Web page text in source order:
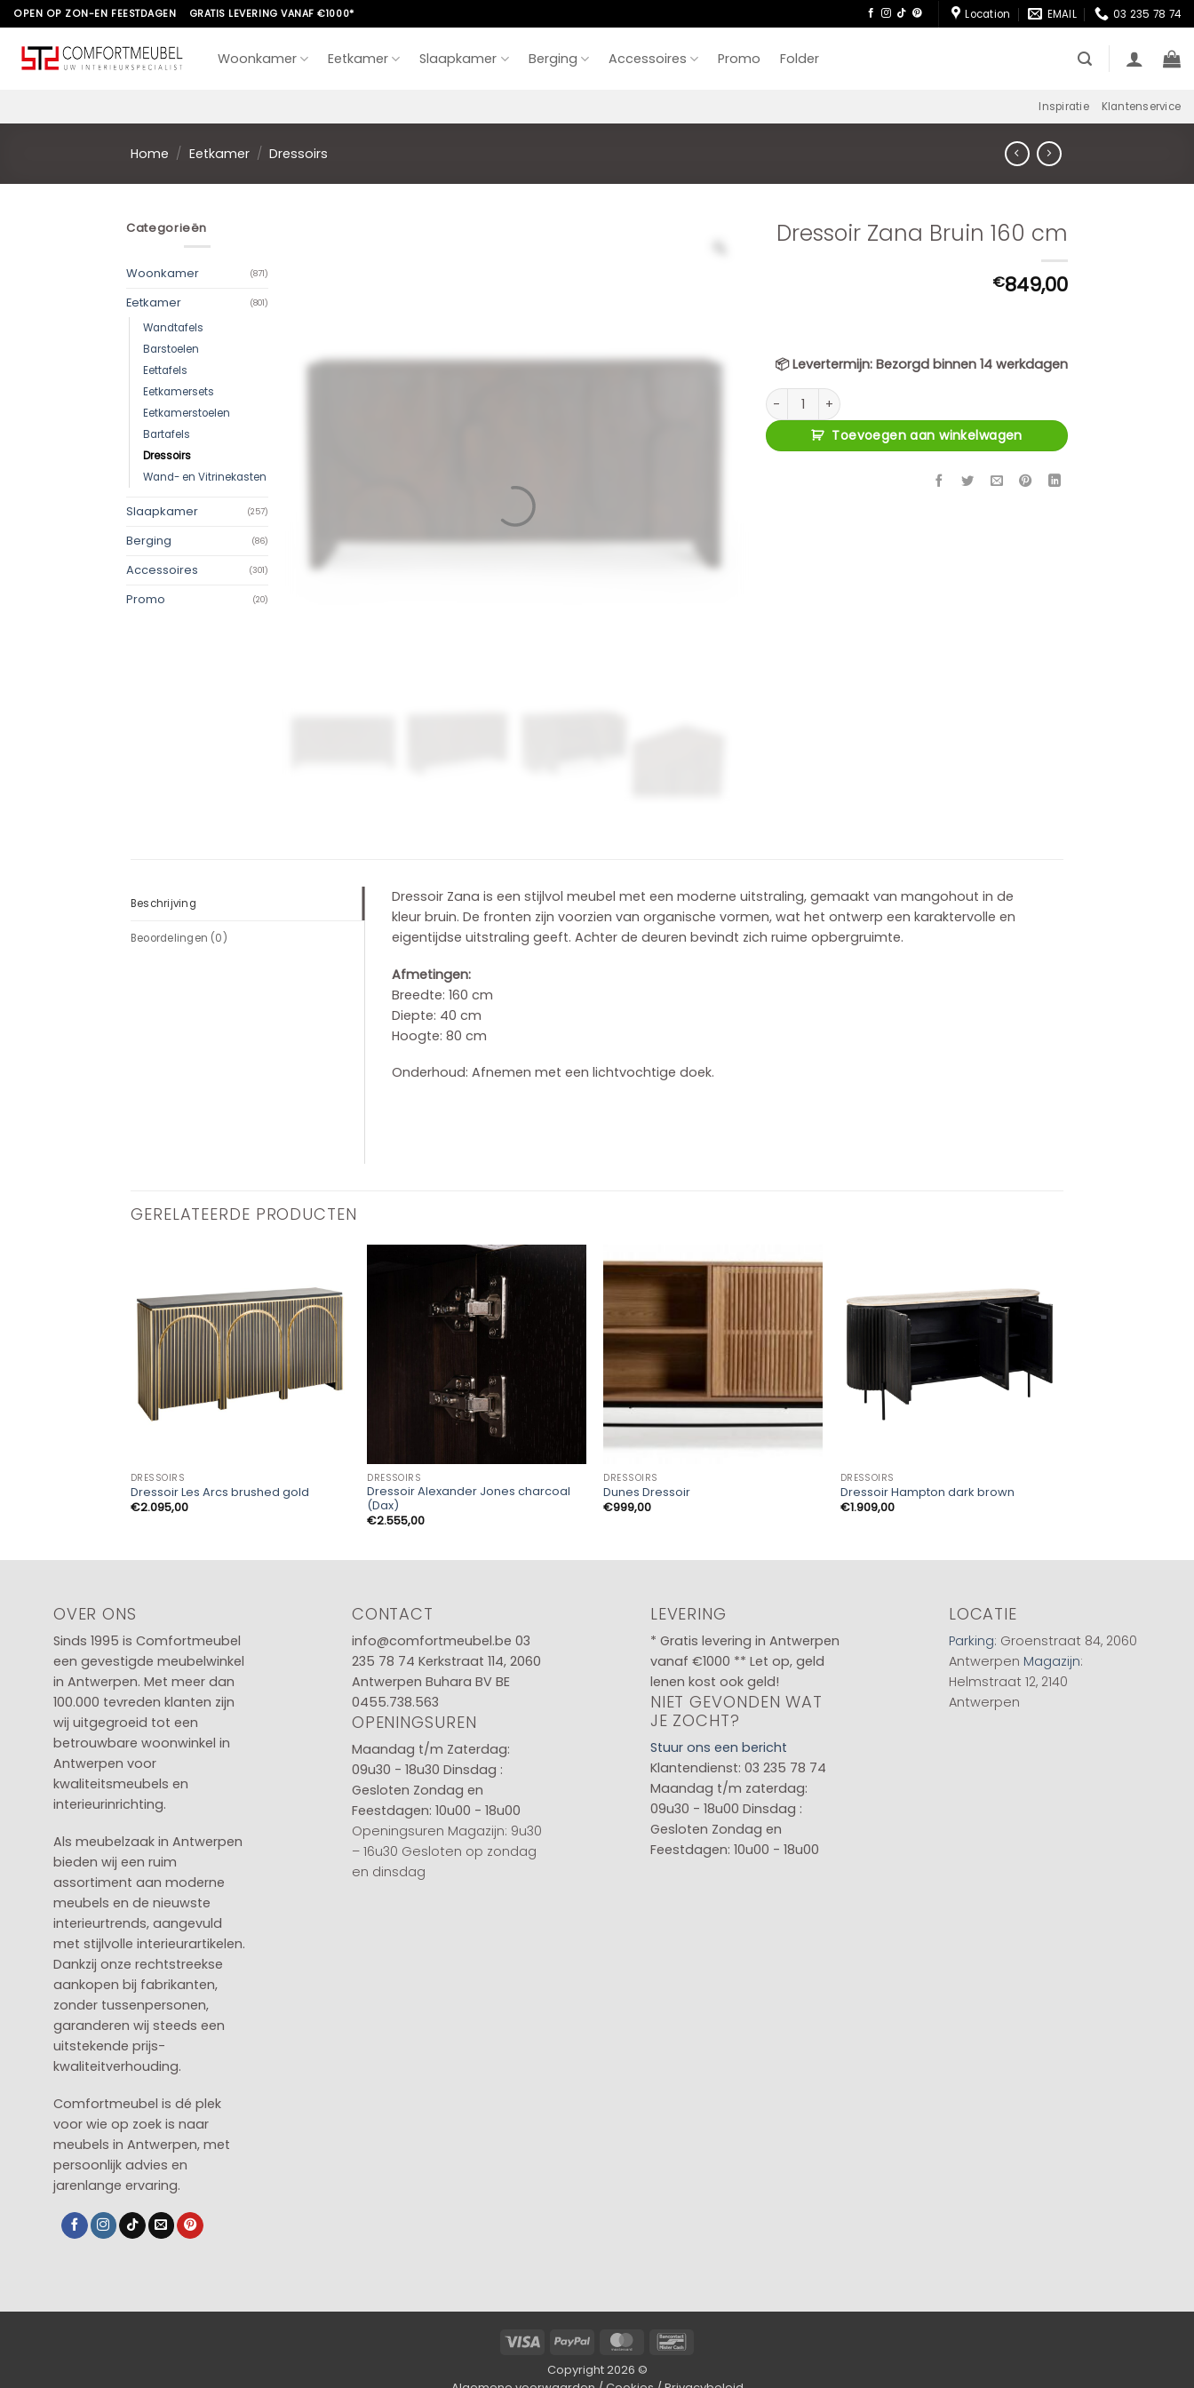
Skip
to
content
OPEN OP ZON-EN FEESTDAGEN GRATIS LEVERING VANAF €1000* Location EMAIL 03 235 78 74
Woonkamer Eetkamer Slaapkamer Berging Accessoires Promo Folder
Inspiratie Klantenservice
Home / Eetkamer / Dressoirs
Categorieën
Woonkamer (871)
Eetkamer (801)
Wandtafels
Barstoelen
Eettafels
Eetkamersets
Eetkamerstoelen
Bartafels
Dressoirs
Wand- en Vitrinekasten
Slaapkamer (257)
Berging (86)
Accessoires (301)
Promo (20)
Dressoir Zana Bruin 160 cm
€849,00
📦Levertermijn: Bezorgd binnen 14 werkdagen
Dressoir Zana Bruin 160 cm aantal
Toevoegen aan winkelwagen
Beschrijving
Beoordelingen (0)
Dressoir Zana is een stijlvol meubel met een moderne uitstraling, gemaakt van mangohout in de
kleur bruin. De fronten zijn voorzien van organische vormen, wat het ontwerp een karaktervolle en
eigentijdse uitstraling geeft. Achter de deuren bevindt zich ruime opbergruimte.
Afmetingen:
Breedte: 160 cm
Diepte: 40 cm
Hoogte: 80 cm
Onderhoud: Afnemen met een lichtvochtige doek.
GERELATEERDE PRODUCTEN
DRESSOIRS
Dressoir Les Arcs brushed gold
€2.095,00
DRESSOIRS
Dressoir Alexander Jones charcoal
(Dax)
€2.555,00
DRESSOIRS
Dunes Dressoir
€999,00
DRESSOIRS
Dressoir Hampton dark brown
€1.909,00
OVER ONS
Sinds 1995 is Comfortmeubel
een gevestigde meubelwinkel
in Antwerpen. Met meer dan
100.000 tevreden klanten zijn
wij uitgegroeid tot een
betrouwbare woonwinkel in
Antwerpen voor
kwaliteitsmeubels en
interieurinrichting.
Als meubelzaak in Antwerpen
bieden wij een ruim
assortiment aan moderne
meubels en de nieuwste
interieurtrends, aangevuld
met stijlvolle interieurartikelen.
Dankzij onze rechtstreekse
aankopen bij fabrikanten,
zonder tussenpersonen,
garanderen wij steeds een
uitstekende prijs-
kwaliteitverhouding.
Comfortmeubel is dé plek
voor wie op zoek is naar
meubels in Antwerpen, met
persoonlijk advies en
jarenlange ervaring.
CONTACT
info@comfortmeubel.be 03
235 78 74 Kerkstraat 114, 2060
Antwerpen Buhara BV BE
0455.738.563
OPENINGSUREN
Maandag t/m Zaterdag:
09u30 - 18u30 Dinsdag :
Gesloten Zondag en
Feestdagen: 10u00 - 18u00
Openingsuren Magazijn: 9u30
– 16u30 Gesloten op zondag
en dinsdag
LEVERING
* Gratis levering in Antwerpen
vanaf €1000 ** Let op, geld
lenen kost ook geld!
NIET GEVONDEN WAT
JE ZOCHT?
Stuur ons een bericht
Klantendienst: 03 235 78 74
Maandag t/m zaterdag:
09u30 - 18u00 Dinsdag :
Gesloten Zondag en
Feestdagen: 10u00 - 18u00
LOCATIE
Parking: Groenstraat 84, 2060
Antwerpen Magazijn:
Helmstraat 12, 2140
Antwerpen
Visa PayPal MasterCard
Copyright 2026 ©